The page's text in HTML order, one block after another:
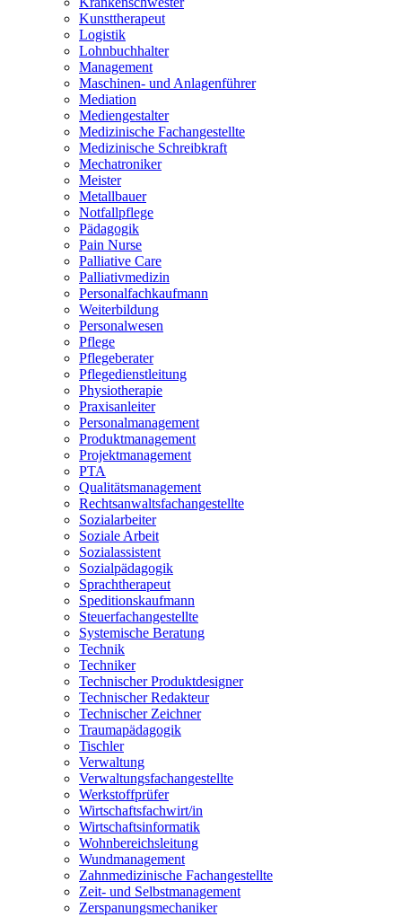
Kunsttherapeut
Logistik
Lohnbuchhalter
Management
Maschinen- und Anlagenführer
Mediation
Mediengestalter
Medizinische Fachangestellte
Medizinische Schreibkraft
Mechatroniker
Meister
Metallbauer
Notfallpflege
Pädagogik
Pain Nurse
Palliative Care
Palliativmedizin
Personalfachkaufmann
Weiterbildung
Personalwesen
Pflege
Pflegeberater
Pflegedienstleitung
Physiotherapie
Praxisanleiter
Personalmanagement
Produktmanagement
Projektmanagement
PTA
Qualitätsmanagement
Rechtsanwaltsfachangestellte
Sozialarbeiter
Soziale Arbeit
Sozialassistent
Sozialpädagogik
Sprachtherapeut
Speditionskaufmann
Steuerfachangestellte
Systemische Beratung
Technik
Techniker
Technischer Produktdesigner
Technischer Redakteur
Technischer Zeichner
Traumapädagogik
Tischler
Verwaltung
Verwaltungsfachangestellte
Werkstoffprüfer
Wirtschaftsfachwirt/in
Wirtschaftsinformatik
Wohnbereichsleitung
Wundmanagement
Zahnmedizinische Fachangestellte
Zeit- und Selbstmanagement
Zerspanungsmechaniker